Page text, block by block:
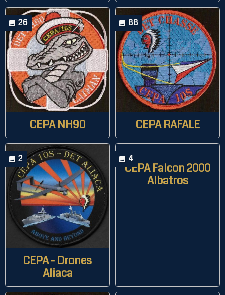
26
CEPA NH90
88
CEPA RAFALE
2
CEPA - Drones
Aliaca
4
CEPA Falcon 2000
Albatros